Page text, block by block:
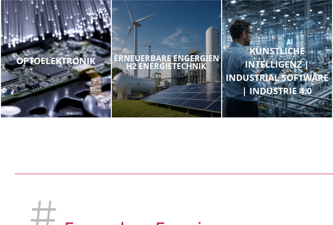
OPTOELEKTRONIK ERNEUERBARE ENGERGIEN
H2 ENERGIETECHNIK
KÜNSTLICHE
INTELLIGENZ |
INDUSTRIAL SOFTWARE
| INDUSTRIE 4.0
#